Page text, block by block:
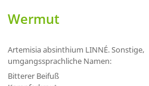
Wermut
Artemisia absinthium LINNÉ. Sonstige,
umgangssprachliche Namen:
Bitterer Beifuß